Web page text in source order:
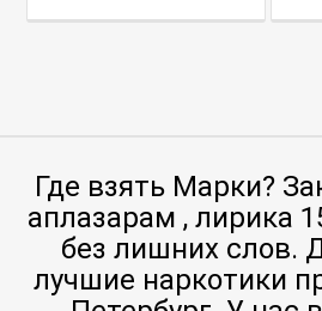
Где взять Марки?
аплазарам , лирика
без лишних слов.
лучшие наркотики